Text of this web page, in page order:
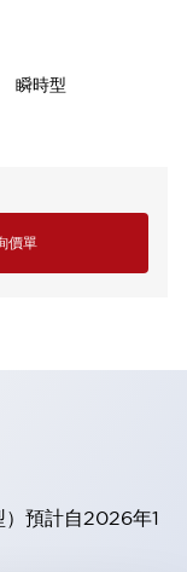
瞬時型
價單
預計自2026年1